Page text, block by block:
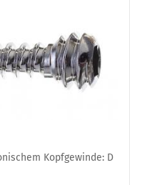
Kopfgewinde: D